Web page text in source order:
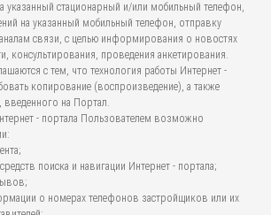
указанный стационарный и/или мобильный телефон,
на указанный мобильный телефон, отправку
связи, с целью информирования о новостях
консультирования, проведения анкетирования.
с тем, что технология работы Интернет -
копирование (воспроизведение), а также
введенного на Портал.
- портала Пользователем возможно
поиска и навигации Интернет - портала;
о номерах телефонов застройщиков или их